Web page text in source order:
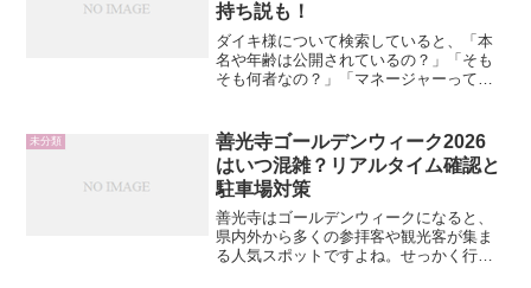
持ち説も！
ダイキ様について検索していると、「本
名や年齢は公開されているの？」「そも
そも何者なの？」「マネージャーって
在感を放っているダイキ様は、派手なキ
ャラクターや発信ス...
未分類
善光寺ゴールデンウィーク2026
はいつ混雑？リアルタイム確認と
駐車場対策
善光寺はゴールデンウィークになると、
県内外から多くの参拝客や観光客が集ま
る人気スポットですよね。せっかく行く